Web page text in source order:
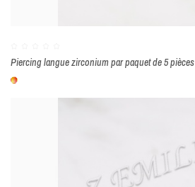
Piercing langue zirconium par paquet de 5 pièces
Multicolore